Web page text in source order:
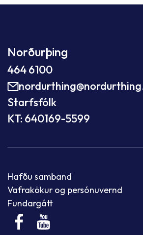
Norðurþing
464 6100
Starfsfólk
KT: 640169-5599
Hafðu samband
Vafrakökur og persónuvernd
Fundargátt